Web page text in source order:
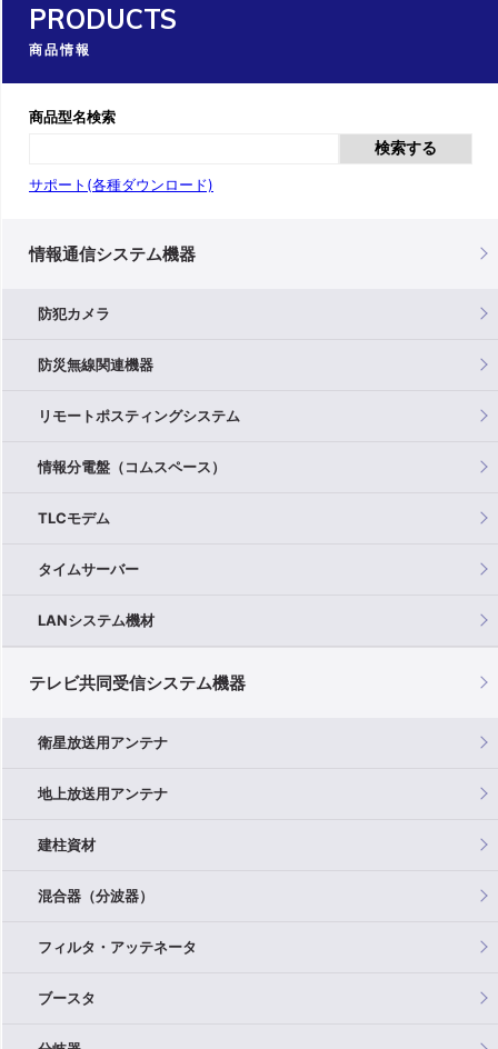
PRODUCTS
商品情報
商品型名検索
検索する
サポート(各種ダウンロード)
情報通信システム機器
防犯カメラ
防災無線関連機器
リモートポスティングシステム
情報分電盤（コムスペース）
TLCモデム
タイムサーバー
LANシステム機材
テレビ共同受信システム機器
衛星放送用アンテナ
地上放送用アンテナ
建柱資材
混合器（分波器）
フィルタ・アッテネータ
ブースタ